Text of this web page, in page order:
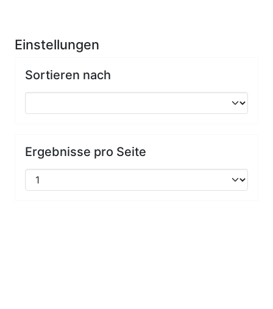
Einstellungen
Sortieren nach
Ergebnisse pro Seite